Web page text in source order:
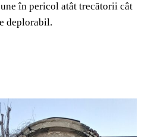
în pericol atât trecătorii cât
deplorabil.